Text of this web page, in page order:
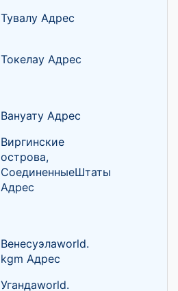
Тувалу Адрес
Токелау Адрес
Вануату Адрес
Виргинские
острова,
СоединенныеШтаты
Адрес
Венесуэлаworld.
kgm Адрес
Угандаworld.